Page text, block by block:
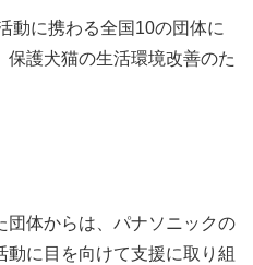
動に携わる全国10の団体に
保護犬猫の生活環境改善のた
団体からは、パナソニックの
に目を向けて支援に取り組